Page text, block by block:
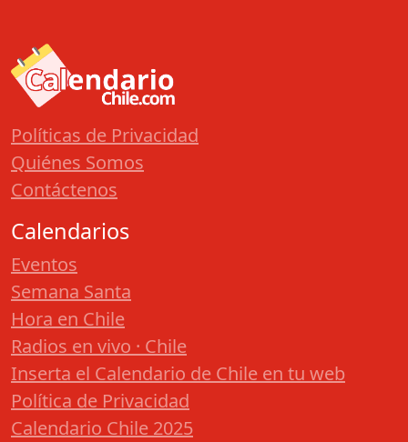
Políticas de Privacidad
Quiénes Somos
Contáctenos
Calendarios
Eventos
Semana Santa
Hora en Chile
Radios en vivo · Chile
Inserta el Calendario de Chile en tu web
Política de Privacidad
Calendario Chile 2025